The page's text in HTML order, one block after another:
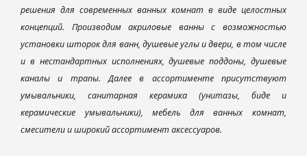
решения для современных ванных комнат в виде целостных
концепций. Производим акриловые ванны с возможностью
установки шторок для ванн, душевые углы и двери, в том числе
и в нестандартных исполнениях, душевые поддоны, душевые
каналы и трапы. Далее в ассортименте присутствуют
умывальники, санитарная керамика (унитазы, биде и
керамические умывальники), мебель для ванных комнат,
смесители и широкий ассортимент аксессуаров.